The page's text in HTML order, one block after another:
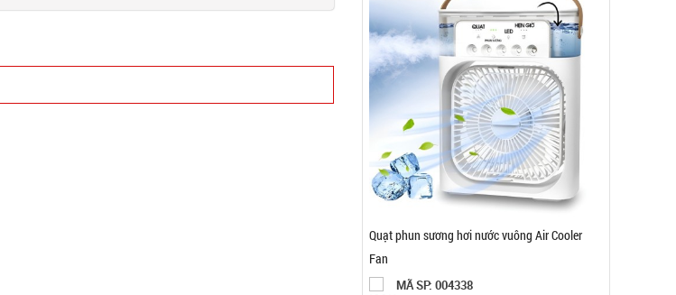
Nồi hấp 2 tầng inox Soup Steamer
MÃ SP: 003196